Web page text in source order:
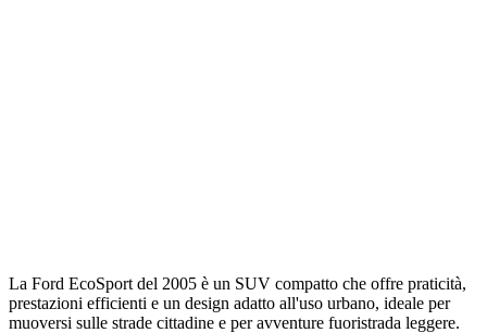
La Ford EcoSport del 2005 è un SUV compatto che offre praticità,
prestazioni efficienti e un design adatto all'uso urbano, ideale per
muoversi sulle strade cittadine e per avventure fuoristrada leggere.